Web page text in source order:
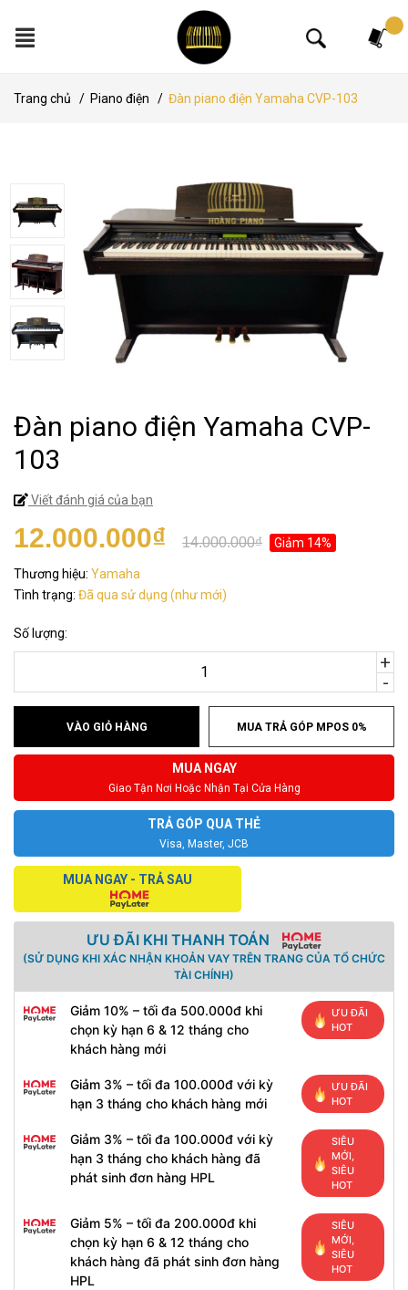
Trang chủ / Piano điện / Đàn piano điện Yamaha CVP-103
Đàn piano điện Yamaha CVP-
103
Viết đánh giá của bạn
12.000.000₫ 14.000.000₫ Giảm 14%
Thương hiệu: Yamaha
Tình trạng: Đã qua sử dụng (như mới)
Số lượng:
-
+
VÀO GIỎ HÀNG MUA TRẢ GÓP MPOS 0%
MUA NGAY
Giao Tận Nơi Hoặc Nhận Tại Cửa Hàng
TRẢ GÓP QUA THẺ
Visa, Master, JCB
MUA NGAY - TRẢ SAU
ƯU ĐÃI KHI THANH TOÁN
(SỬ DỤNG KHI XÁC NHẬN KHOẢN VAY TRÊN TRANG CỦA TỔ CHỨC
TÀI CHÍNH)
Giảm 10% – tối đa 500.000đ khi
chọn kỳ hạn 6 & 12 tháng cho
khách hàng mới
ƯU ĐÃI
HOT
Giảm 3% – tối đa 100.000đ với kỳ
hạn 3 tháng cho khách hàng mới
ƯU ĐÃI
HOT
Giảm 3% – tối đa 100.000đ với kỳ
hạn 3 tháng cho khách hàng đã
phát sinh đơn hàng HPL
SIÊU
MỚI,
SIÊU
HOT
Giảm 5% – tối đa 200.000đ khi
chọn kỳ hạn 6 & 12 tháng cho
khách hàng đã phát sinh đơn hàng
HPL
SIÊU
MỚI,
SIÊU
HOT